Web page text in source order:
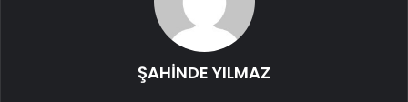
ŞAHİNDE YILMAZ